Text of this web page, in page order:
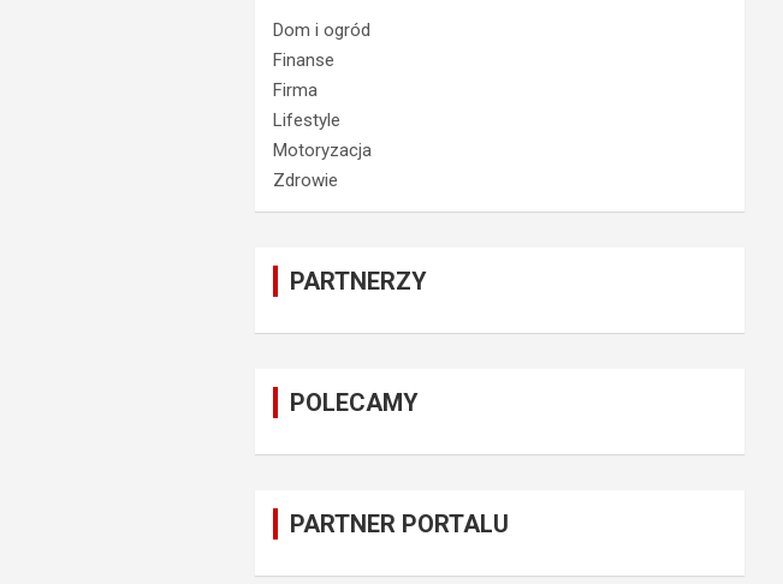
Dom i ogród
Finanse
Firma
Lifestyle
Motoryzacja
Zdrowie
PARTNERZY
POLECAMY
PARTNER PORTALU